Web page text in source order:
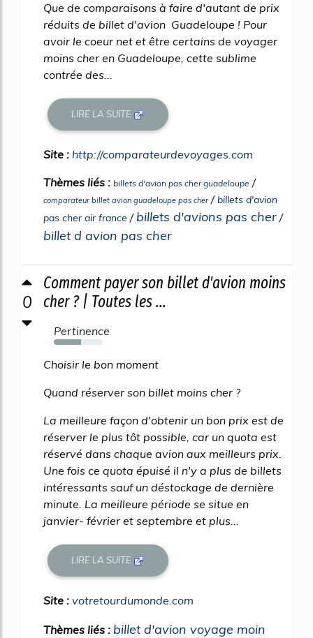
Que de comparaisons à faire d'autant de prix
réduits de billet d'avion Guadeloupe ! Pour
avoir le coeur net et être certains de voyager
moins cher en Guadeloupe, cette sublime
contrée des...
LIRE LA SUITE
Site : http://comparateurdevoyages.com
Thèmes liés : billets d'avion pas cher guadeloupe /
comparateur billet avion guadeloupe pas cher /billets d'avion
pas cher air france / billets d'avions pas cher /
billet d avion pas cher
0
Comment payer son billet d'avion moins
cher ? | Toutes les ...
Pertinence
55%
Choisir le bon moment
Quand réserver son billet moins cher ?
La meilleure façon d'obtenir un bon prix est de
réserver le plus tôt possible, car un quota est
réservé dans chaque avion aux meilleurs prix.
Une fois ce quota épuisé il n'y a plus de billets
intéressants sauf un déstockage de dernière
minute. La meilleure période se situe en
janvier- février et septembre et plus...
LIRE LA SUITE
Site : votretourdumonde.com
Thèmes liés : billet d'avion voyage moin